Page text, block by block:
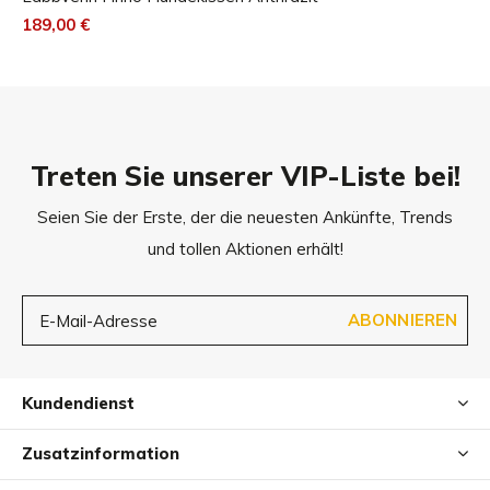
Material & Pflege
Kissenbezug
Innenmatratze
189,00 €
Treten Sie unserer VIP-Liste bei!
Seien Sie der Erste, der die neuesten Ankünfte, Trends
und tollen Aktionen erhält!
ABONNIEREN
Kundendienst
Zusatzinformation